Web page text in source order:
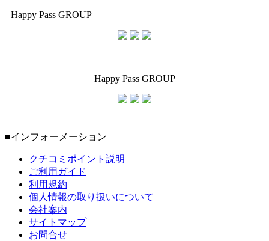
Happy Pass GROUP
Happy Pass GROUP
■インフォーメーション
クチコミポイント説明
ご利用ガイド
利用規約
個人情報の取り扱いについて
会社案内
サイトマップ
お問合せ